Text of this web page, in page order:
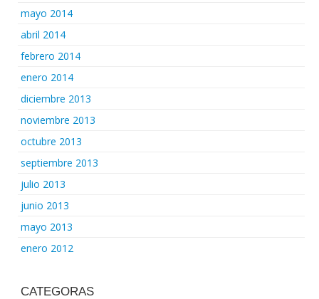
mayo 2014
abril 2014
febrero 2014
enero 2014
diciembre 2013
noviembre 2013
octubre 2013
septiembre 2013
julio 2013
junio 2013
mayo 2013
enero 2012
CATEGORAS